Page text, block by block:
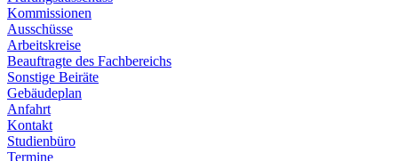
Kommissionen
Ausschüsse
Arbeitskreise
Beauftragte des Fachbereichs
Sonstige Beiräte
Gebäudeplan
Anfahrt
Kontakt
Studienbüro
Termine